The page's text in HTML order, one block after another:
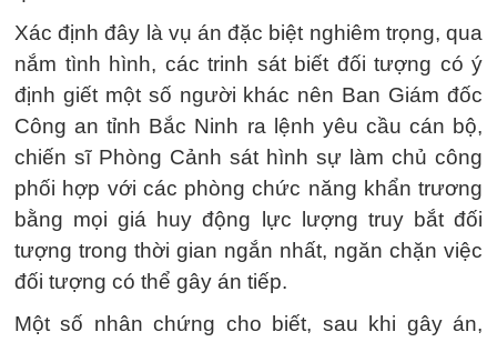
Xác định đây là vụ án đặc biệt nghiêm trọng, qua
nắm tình hình, các trinh sát biết đối tượng có ý
định giết một số người khác nên Ban Giám đốc
Công an tỉnh Bắc Ninh ra lệnh yêu cầu cán bộ,
chiến sĩ Phòng Cảnh sát hình sự làm chủ công
phối hợp với các phòng chức năng khẩn trương
bằng mọi giá huy động lực lượng truy bắt đối
tượng trong thời gian ngắn nhất, ngăn chặn việc
đối tượng có thể gây án tiếp.
Một số nhân chứng cho biết, sau khi gây án,